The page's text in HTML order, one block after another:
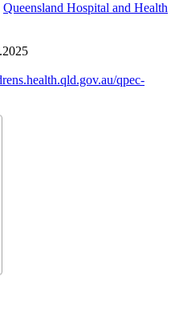
Queensland Hospital and Health
qpec-